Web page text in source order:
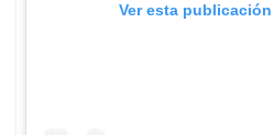
Ver esta